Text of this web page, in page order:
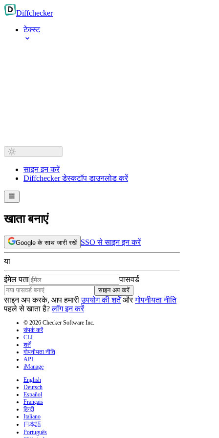
Diffchecker
टेक्स्ट
साइन इन करें
Diffchecker डेस्कटॉप डाउनलोड करें
खाता बनाएं
Google के साथ जारी रखें SSO से साइन इन करें
या
ईमेल पता पासवर्ड
साइन अप करें
साइन अप करके, आप हमारी उपयोग की शर्तें और गोपनीयता नीति
पहले से खाता है? लॉग इन करें
© 2026 Checker Software Inc.
संपर्क करें
CLI
शर्तें
गोपनीयता नीति
API
iManage
English
Deutsch
Español
Français
हिन्दी
Italiano
日本語
Português